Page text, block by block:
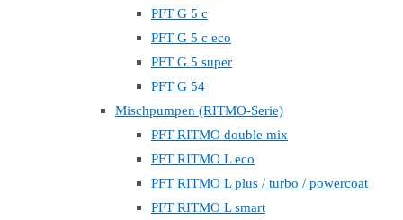
PFT G 5 c
PFT G 5 c eco
PFT G 5 super
PFT G 54
Mischpumpen (RITMO-Serie)
PFT RITMO double mix
PFT RITMO L eco
PFT RITMO L plus / turbo / powercoat
PFT RITMO L smart